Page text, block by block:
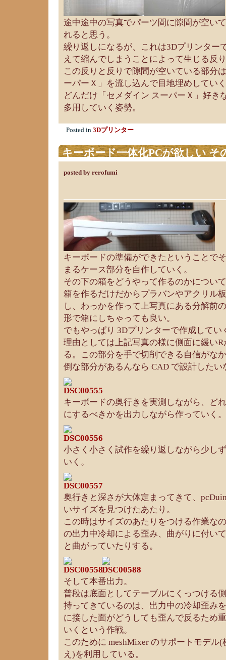
途中途中の写真でパーツ間に隙間が空い
れると思う。
繰り返しになるが、これは3Dプリンター
えて縮んでしまうことによって生じる反
この反りと反りで隙間が空いている部分
ーパーＸ」を流し込んで目地埋めしてい
どんだけ「セメダイン スーパーＸ」好き
多用していく姿勢。
Posted in 3Dプリンター
キーボード一体化PCが欲しい そ
posted by rerofumi
キーボードの準備ができたということで
まるケース部分を自作していく。
その下の箱をどうやって作るのかについ
箱を作るだけだからプラバンやアクリル
し、わっかを作って上写真にある分解前
形で箱にしちゃっても良い。
でもやっぱり 3Dプリンターで作成してい
理由としては上記写真の様に側面に緩い
る。この部分を手で切削できる自信がな
倒な部分があるんなら CAD で設計したい
キーボードの奥行きを実測しながら、ど
にするべきかを出力しながら作っていく。
小さく小さく試作を繰り返しながら少し
いく。
奥行きと深さが大体定まってきて、
いサイズを見つけたあたり。
この時はサイズのあたりをつける作業な
の出力中冷却による歪み、曲がりに付い
と曲がっていたりする。
そして本番出力。
普段は底面としてテーブルにくっつける
持ってきているのは、出力中の冷却歪み
に接した面がどうしても歪んで反るため
いくという作戦。
このために meshMixer のサポートモデル
え)を利用している。